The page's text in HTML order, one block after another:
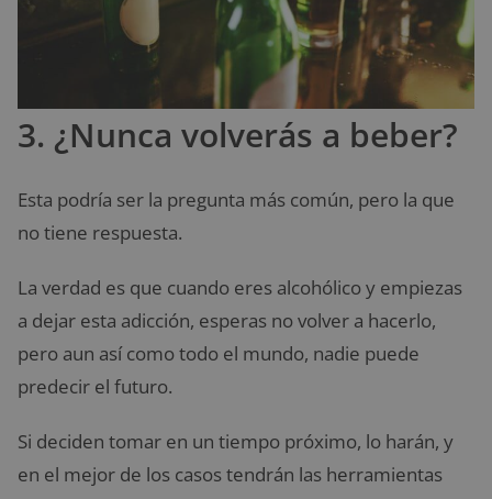
3. ¿Nunca volverás a beber?
Esta podría ser la pregunta más común, pero la que
no tiene respuesta.
La verdad es que cuando eres alcohólico y empiezas
a dejar esta adicción, esperas no volver a hacerlo,
pero aun así como todo el mundo, nadie puede
predecir el futuro.
Si deciden tomar en un tiempo próximo, lo harán, y
en el mejor de los casos tendrán las herramientas